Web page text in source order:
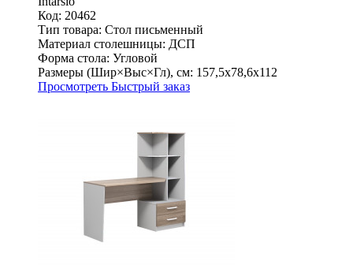
Код: 20462
Тип товара: Стол письменный
Материал столешницы: ДСП
Форма стола: Угловой
Размеры (Шир×Выс×Гл), см: 157,5х78,6х112
Просмотреть Быстрый заказ